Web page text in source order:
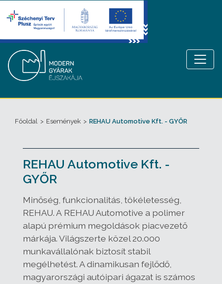
Főoldal > Események > REHAU Automotive Kft. - GYŐR
REHAU Automotive Kft. -
GYŐR
Minőség, funkcionalitás, tökéletesség,
REHAU. A REHAU Automotive a polimer
alapú prémium megoldások piacvezető
márkája. Világszerte közel 20.000
munkavállalónak biztosít stabil
megélhetést. A dinamikusan fejlődő,
magyarországi autóipari ágazat is számos